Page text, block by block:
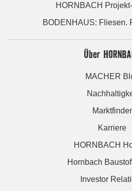
HORNBACH
BODENHAUS: Fliesen.
Über
MACHER
Marktfinder
Karriere
HORNBACH
Hornbach
Investor